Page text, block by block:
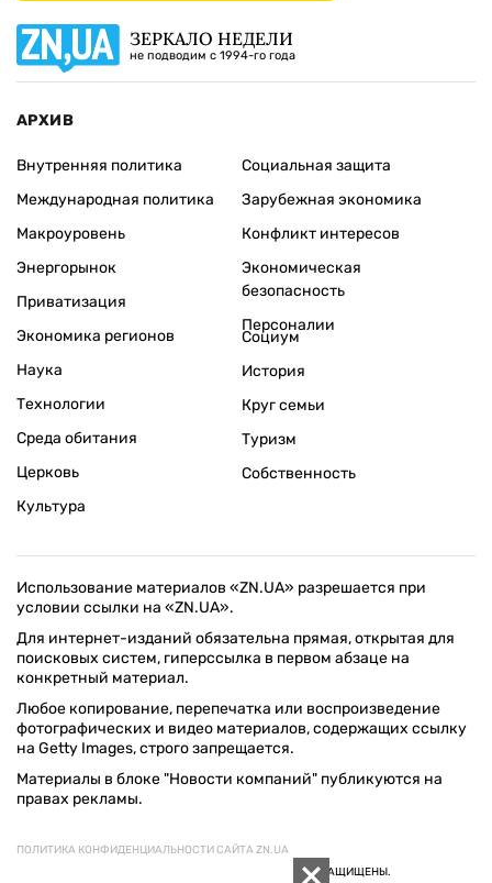
ЗЕРКАЛО НЕДЕЛИ
не подводим с 1994-го года
АРХИВ
Внутренняя политика
Международная политика
Макроуровень
Энергорынок
Приватизация
Экономика регионов
Социальная защита
Зарубежная экономика
Конфликт интересов
Экономическая
безопасность
Персоналии
Наука
Технологии
Среда обитания
Церковь
Культура
Социум
История
Круг семьи
Туризм
Собственность
Использование материалов «ZN.UA» разрешается при
условии ссылки на «ZN.UA».
Для интернет-изданий обязательна прямая, открытая для
поисковых систем, гиперссылка в первом абзаце на
конкретный материал.
Любое копирование, перепечатка или воспроизведение
фотографических и видео материалов, содержащих ссылку
на Getty Images, строго запрещается.
Материалы в блоке "Новости компаний" публикуются на
правах рекламы.
ПОЛИТИКА КОНФИДЕНЦИАЛЬНОСТИ САЙТА ZN.UA
© 1994–2026 «ЗЕРКАЛО НЕДЕЛИ. УКРАИНА». ВСЕ ПРАВА ЗАЩИЩЕНЫ.